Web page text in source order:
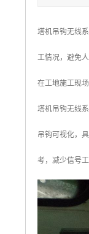
塔机吊钩无线
工情况，避免
在工地施工现
塔机吊钩无线
吊钩可视化，
考，减少信号